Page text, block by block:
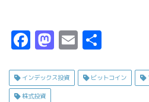
F
c
M
s
E
ai
インデックス投資 ビットコイン
株式投資